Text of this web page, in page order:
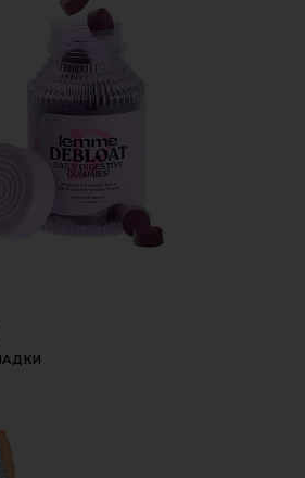
ВИТАМИННЫЕ МАРМЕЛАДКИ DEBLOAT
ШОРТЫ PARKER LONG